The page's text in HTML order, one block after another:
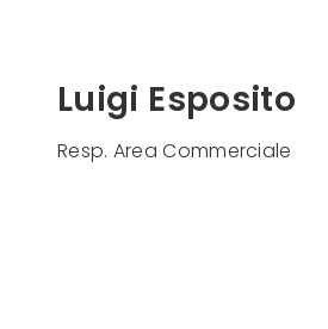
Luigi Esposito
Resp. Area Commerciale